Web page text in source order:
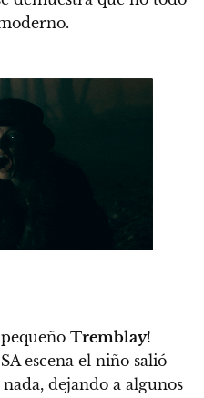
Tremblay!
escena el niño salió
dejando a algunos